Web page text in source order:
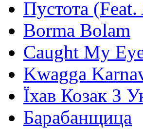
Пустота
Borma Bolam
Caught My
Kwagga
Їхав Козак З
Барабанщица